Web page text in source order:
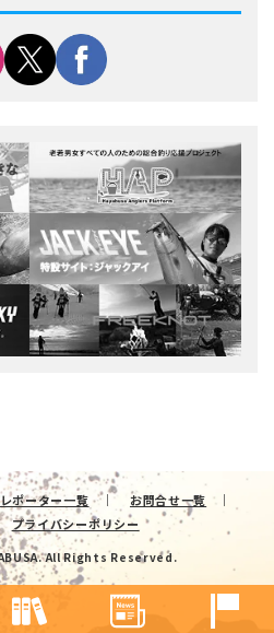
レポーター一覧
お問合せ一覧
プライバシーポリシー
All Rights Reserved.